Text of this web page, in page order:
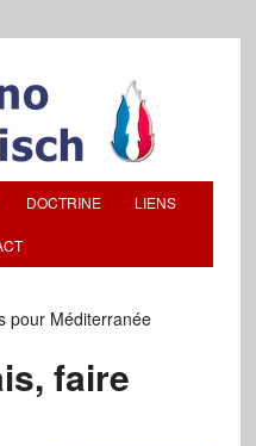
DOCTRINE LIENS
pour Méditerranée
faire